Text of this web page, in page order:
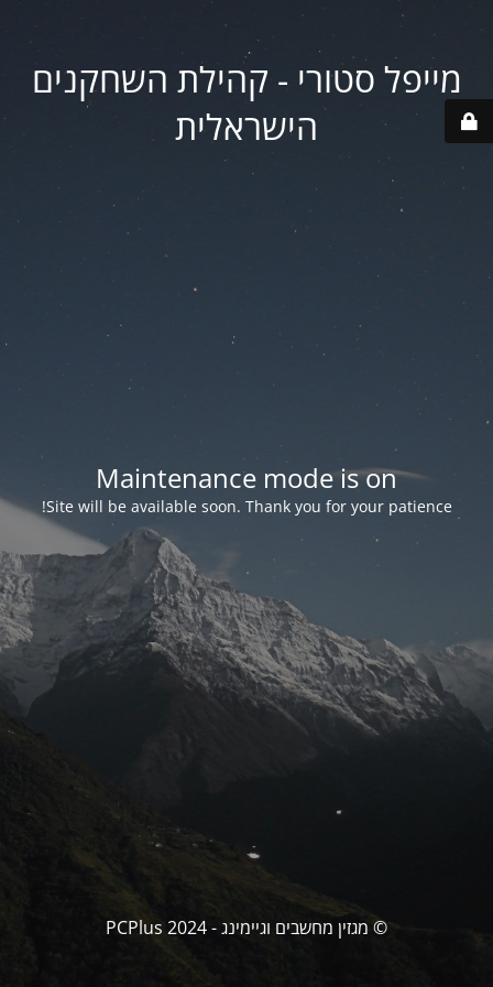
מייפל סטורי - קהילת השחקנים
הישראלית
Maintenance mode is on
Site will be available soon. Thank you for your patience!
© מגזין מחשבים וגיימינג - PCPlus 2024